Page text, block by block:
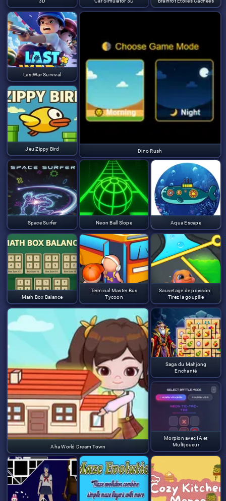
LastWar Survival
Dino Rush
Jeu Zippy Bird
Space Surfer Neon Ball Slope Aqua Escape
Math Box Balance
Terminal Master Bus
Tycoon
Sauvetage de poisson :
Tirez la goupille
Aha World Dream Town
Saga du Mahjong
Enchanté
Morpion avec IA et
Multijoueur